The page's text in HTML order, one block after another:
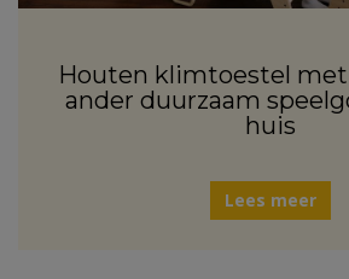
Houten klimtoestel met
ander duurzaam
huis
Lees meer